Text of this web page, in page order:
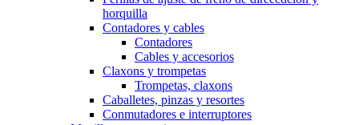
horquilla
Contadores y cables
Contadores
Cables y accesorios
Claxons y trompetas
Trompetas, claxons
Caballetes, pinzas y resortes
Conmutadores e interruptores